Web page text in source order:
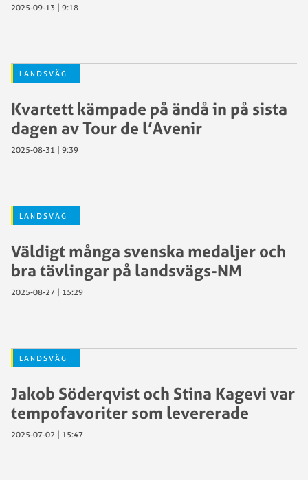
2025-09-13 | 9:18
LANDSVÄG
Kvartett kämpade på ändå in på sista
dagen av Tour de l’Avenir
2025-08-31 | 9:39
LANDSVÄG
Väldigt många svenska medaljer och
bra tävlingar på landsvägs-NM
2025-08-27 | 15:29
LANDSVÄG
Jakob Söderqvist och Stina Kagevi var
tempofavoriter som levererade
2025-07-02 | 15:47